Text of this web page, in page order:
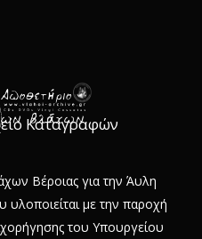
Καταγραφών
Βέροιας για την Άυλη
υλοποιείται με την παροχή
του Υπουργείου